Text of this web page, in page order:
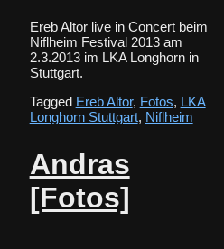
Ereb Altor live in Concert beim
Niflheim Festival 2013 am
2.3.2013 im LKA Longhorn in
Stuttgart.
Tagged Ereb Altor, Fotos, LKA
Longhorn Stuttgart, Niflheim
Andras
[Fotos]